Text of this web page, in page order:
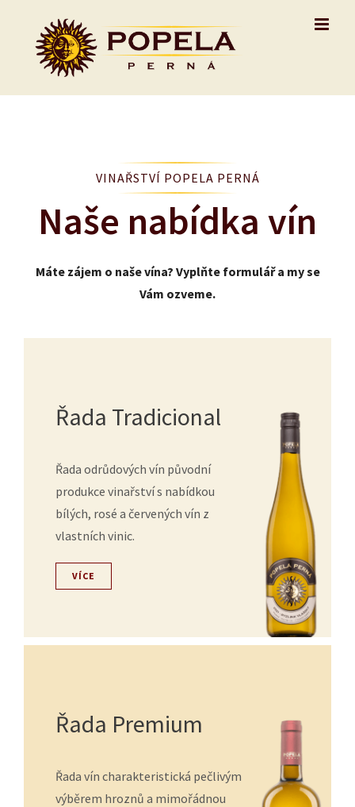
content
VINAŘSTVÍ POPELA PERNÁ
Naše nabídka vín
Máte zájem o naše vína? Vyplňte formulář a my se
Vám ozveme.
Řada Tradicional
Řada odrůdových vín původní
produkce vinařství s nabídkou
bílých, rosé a červených vín z
vlastních vinic.
VÍCE
Řada Premium
Řada vín charakteristická pečlivým
výběrem hroznů a mimořádnou